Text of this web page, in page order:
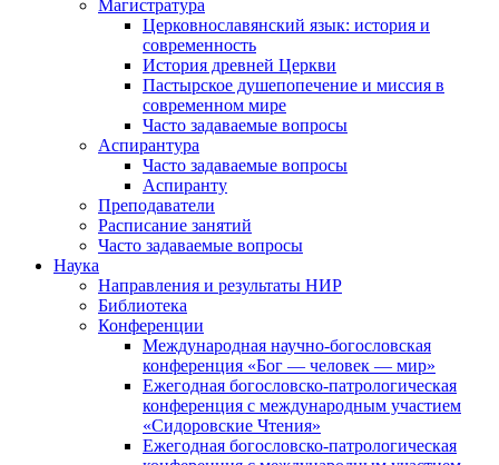
Магистратура
Церковнославянский язык: история и
современность
История древней Церкви
Пастырское душепопечение и миссия в
современном мире
Часто задаваемые вопросы
Аспирантура
Часто задаваемые вопросы
Аспиранту
Преподаватели
Расписание занятий
Часто задаваемые вопросы
Наука
Направления и результаты НИР
Библиотека
Конференции
Международная научно-богословская
конференция «Бог — человек — мир»
Ежегодная богословско-патрологическая
конференция с международным участием
«Сидоровские Чтения»
Ежегодная богословско-патрологическая